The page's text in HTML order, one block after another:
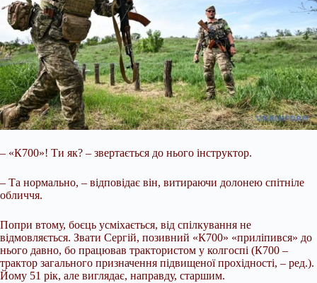
– «К700»! Ти як? – звертається до нього інструктор.
– Та нормально, – відповідає він, витираючи долонею спітніле
обличчя.
Попри втому, боєць усміхається, від спілкування не
відмовляється. Звати Сергій, позивний «К700» «приліпився» до
нього давно, бо працював трактористом у колгоспі (К700 –
трактор загального призначення підвищеної прохідності, – ред.).
Йому 51 рік, але виглядає, направду, старшим.